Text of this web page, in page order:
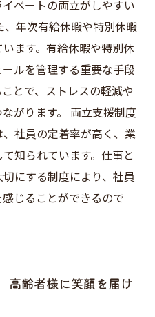
ベートの両立がしやすい
、年次有給休暇や特別休暇
ます。有給休暇や特別休
ルを管理する重要な手段
とで、ストレスの軽減や
がります。 両立支援制度
社員の定着率が高く、業
知られています。仕事と
にする制度により、社員
じることができるので
高齢者様に笑顔を届け